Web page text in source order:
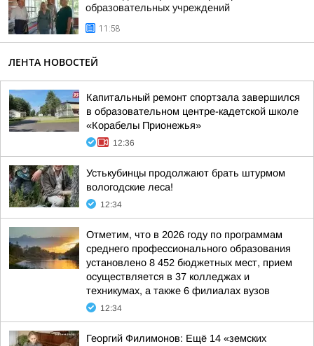
образовательных учреждений
11:58
ЛЕНТА НОВОСТЕЙ
Капитальный ремонт спортзала завершился
в образовательном центре-кадетской школе
«Корабелы Прионежья»
12:36
Устькубинцы продолжают брать штурмом
вологодские леса!
12:34
Отметим, что в 2026 году по программам
среднего профессионального образования
установлено 8 452 бюджетных мест, прием
осуществляется в 37 колледжах и
техникумах, а также 6 филиалах вузов
12:34
Георгий Филимонов: Ещё 14 «земских